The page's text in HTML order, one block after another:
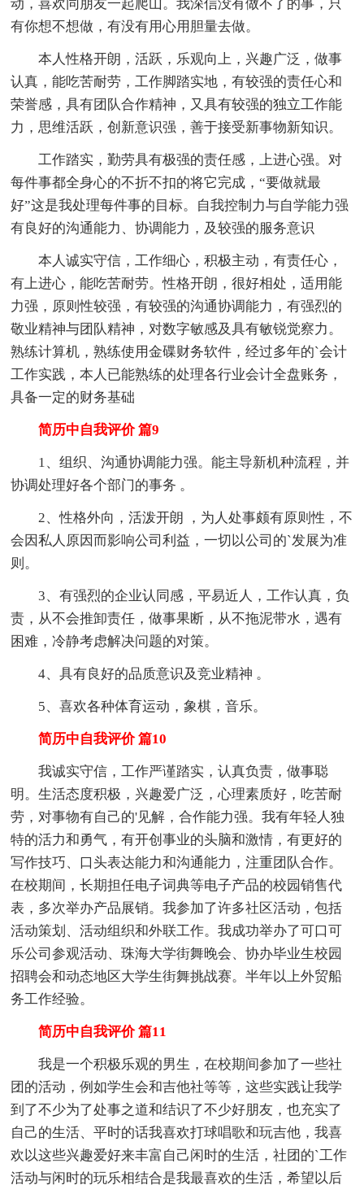
动，喜欢同朋友一起爬山。我深信没有做不了的事，只
有你想不想做，有没有用心用胆量去做。
本人性格开朗，活跃，乐观向上，兴趣广泛，做事
认真，能吃苦耐劳，工作脚踏实地，有较强的责任心和
荣誉感，具有团队合作精神，又具有较强的独立工作能
力，思维活跃，创新意识强，善于接受新事物新知识。
工作踏实，勤劳具有极强的责任感，上进心强。对
每件事都全身心的不折不扣的将它完成，“要做就最
好”这是我处理每件事的目标。自我控制力与自学能力强
有良好的沟通能力、协调能力，及较强的服务意识
本人诚实守信，工作细心，积极主动，有责任心，
有上进心，能吃苦耐劳。性格开朗，很好相处，适用能
力强，原则性较强，有较强的沟通协调能力，有强烈的
敬业精神与团队精神，对数字敏感及具有敏锐觉察力。
熟练计算机，熟练使用金碟财务软件，经过多年的`会计
工作实践，本人已能熟练的处理各行业会计全盘账务，
具备一定的财务基础
简历中自我评价 篇9
1、组织、沟通协调能力强。能主导新机种流程，并
协调处理好各个部门的事务 。
2、性格外向，活泼开朗 ，为人处事颇有原则性，不
会因私人原因而影响公司利益，一切以公司的`发展为准
则。
3、有强烈的企业认同感，平易近人，工作认真，负
责，从不会推卸责任，做事果断，从不拖泥带水，遇有
困难，冷静考虑解决问题的对策。
4、具有良好的品质意识及竞业精神 。
5、喜欢各种体育运动，象棋，音乐。
简历中自我评价 篇10
我诚实守信，工作严谨踏实，认真负责，做事聪
明。生活态度积极，兴趣爱广泛，心理素质好，吃苦耐
劳，对事物有自己的'见解，合作能力强。我有年轻人独
特的活力和勇气，有开创事业的头脑和激情，有更好的
写作技巧、口头表达能力和沟通能力，注重团队合作。
在校期间，长期担任电子词典等电子产品的校园销售代
表，多次举办产品展销。我参加了许多社区活动，包括
活动策划、活动组织和外联工作。我成功举办了可口可
乐公司参观活动、珠海大学街舞晚会、协办毕业生校园
招聘会和动态地区大学生街舞挑战赛。半年以上外贸船
务工作经验。
简历中自我评价 篇11
我是一个积极乐观的男生，在校期间参加了一些社
团的活动，例如学生会和吉他社等等，这些实践让我学
到了不少为了处事之道和结识了不少好朋友，也充实了
自己的生活、平时的话我喜欢打球唱歌和玩吉他，我喜
欢以这些兴趣爱好来丰富自己闲时的生活，社团的`工作
活动与闲时的玩乐相结合是我最喜欢的生活，希望以后